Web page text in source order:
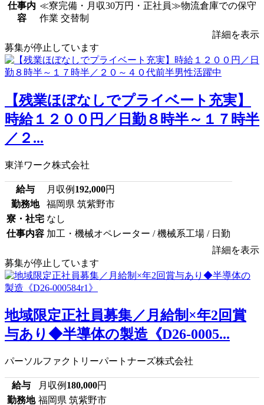
仕事内
容
≪寮完備・月収30万円・正社員≫物流倉庫での保守
作業 交替制
詳細を表示
募集が停止しています
【残業ほぼなしでプライベート充実】
時給１２００円／日勤８時半～１７時半
／２...
東洋ワーク株式会社
給与 月収例 192,000円
勤務地
福岡県 筑紫野市
寮・社宅 なし
仕事内容 加工・機械オペレーター / 機械系工場 / 日勤
詳細を表示
募集が停止しています
地域限定正社員募集／月給制×年2回賞
与あり◆半導体の製造《D26-0005...
パーソルファクトリーパートナーズ株式会社
給与 月収例 180,000円
勤務地 福岡県 筑紫野市